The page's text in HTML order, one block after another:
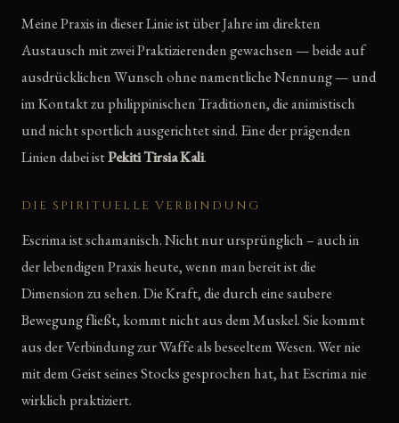
Meine Praxis in dieser Linie ist über Jahre im direkten
Austausch mit zwei Praktizierenden gewachsen — beide auf
ausdrücklichen Wunsch ohne namentliche Nennung — und
im Kontakt zu philippinischen Traditionen, die animistisch
und nicht sportlich ausgerichtet sind. Eine der prägenden
Linien dabei istPekiti Tirsia Kali.
DIE SPIRITUELLE VERBINDUNG
Escrima ist schamanisch. Nicht nur ursprünglich – auch in
der lebendigen Praxis heute, wenn man bereit ist die
Dimension zu sehen. Die Kraft, die durch eine saubere
Bewegung fließt, kommt nicht aus dem Muskel. Sie kommt
aus der Verbindung zur Waffe als beseeltem Wesen. Wer nie
mit dem Geist seines Stocks gesprochen hat, hat Escrima nie
wirklich praktiziert.